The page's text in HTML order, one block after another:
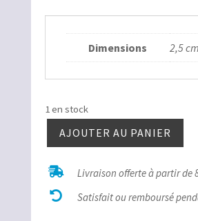
Dimensions 2,5 cm
1 en stock
quantité
Citrine
Bahia
AJOUTER AU PANIER
 Livraison offerte à partir de
 Satisfait ou remboursé